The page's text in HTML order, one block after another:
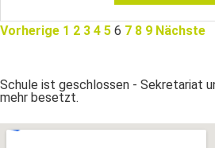
Vorherige 1 2 3 4 5 6 7 8 9 Nächste
Schule ist geschlossen - Sekretariat
mehr besetzt.